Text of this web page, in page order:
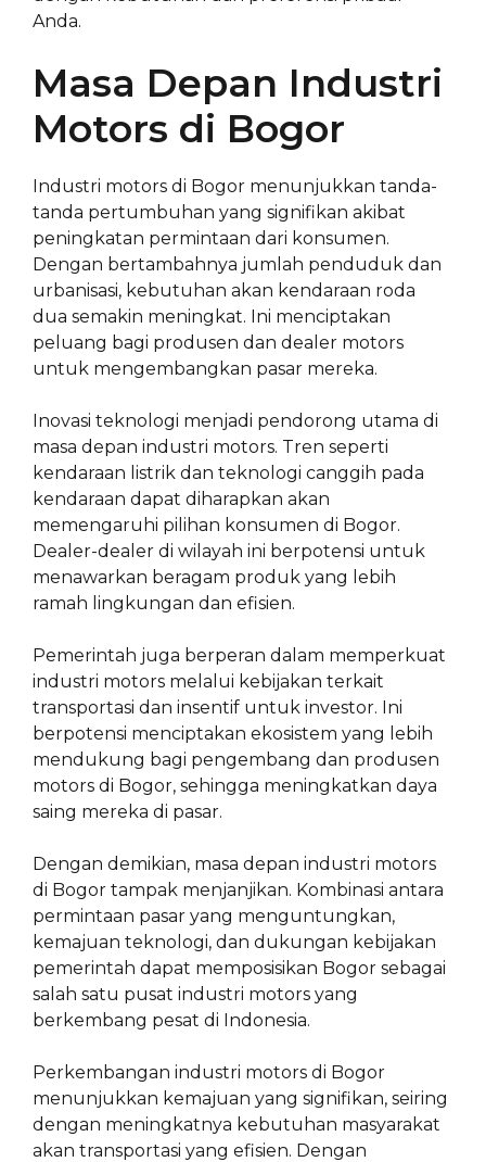
Anda.
Masa Depan Industri
Motors di Bogor
Industri motors di Bogor menunjukkan tanda-
tanda pertumbuhan yang signifikan akibat
peningkatan permintaan dari konsumen.
Dengan bertambahnya jumlah penduduk dan
urbanisasi, kebutuhan akan kendaraan roda
dua semakin meningkat. Ini menciptakan
peluang bagi produsen dan dealer motors
untuk mengembangkan pasar mereka.
Inovasi teknologi menjadi pendorong utama di
masa depan industri motors. Tren seperti
kendaraan listrik dan teknologi canggih pada
kendaraan dapat diharapkan akan
memengaruhi pilihan konsumen di Bogor.
Dealer-dealer di wilayah ini berpotensi untuk
menawarkan beragam produk yang lebih
ramah lingkungan dan efisien.
Pemerintah juga berperan dalam memperkuat
industri motors melalui kebijakan terkait
transportasi dan insentif untuk investor. Ini
berpotensi menciptakan ekosistem yang lebih
mendukung bagi pengembang dan produsen
motors di Bogor, sehingga meningkatkan daya
saing mereka di pasar.
Dengan demikian, masa depan industri motors
di Bogor tampak menjanjikan. Kombinasi antara
permintaan pasar yang menguntungkan,
kemajuan teknologi, dan dukungan kebijakan
pemerintah dapat memposisikan Bogor sebagai
salah satu pusat industri motors yang
berkembang pesat di Indonesia.
Perkembangan industri motors di Bogor
menunjukkan kemajuan yang signifikan, seiring
dengan meningkatnya kebutuhan masyarakat
akan transportasi yang efisien. Dengan